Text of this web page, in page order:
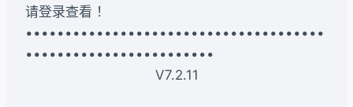
请登录查看 ！
••••••••••••••••••••••••••••••••••••••
••••••••••••••••••••••••
V7.2.11